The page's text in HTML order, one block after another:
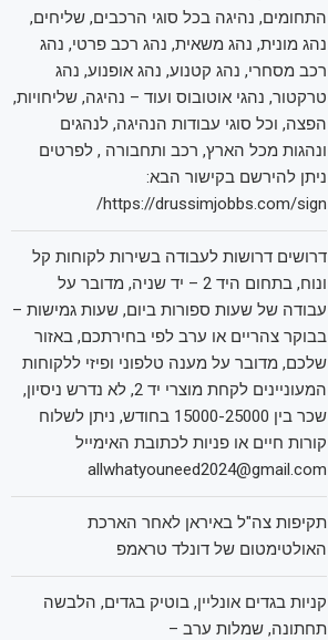
התחומים, נהיגה בכל סוגי הרכבים, שליחים,
נהג מונית, נהג משאית, נהג רכב פרטי, נהג
רכב מסחרי, נהג קטנוע, נהג אופנוע, נהג
טרקטור, נהגי אוטובוס ועוד – נהיגה, שליחויות,
הפצה, וכל סוגי עבודות הנהיגה, לנהגים
ונהגות מכל הארץ, רכב ותחבורה , לפרטים
ניתן להירשם בקישור הבא:
https://drussimjobbs.com/sign/
דרושים דרושות לעבודה בשירות לקוחות קל
ונוח, בתחום היד 2 – יד שניה, מדובר על
עבודה של שעות ספורות ביום, שעות גמישות –
בבוקר צהריים או ערב לפי בחירתכם, באזור
שלכם, מדובר על מענה טלפוני ופיזי ללקוחות
המעוניינים לקחת מוצרי יד 2, לא נדרש ניסיון,
שכר בין 15000-25000 בחודש, ניתן לשלוח
קורות חיים או פניות לכתובת האימייל
allwhatyouneed2024@gmail.com
תקיפות צה"ל באיראן לאחר הארכת
האולטימטום של דונלד טראמפ
קניות בגדים אונליין, בוטיק בגדים, הלבשה
תחתונה, שמלות ערב –